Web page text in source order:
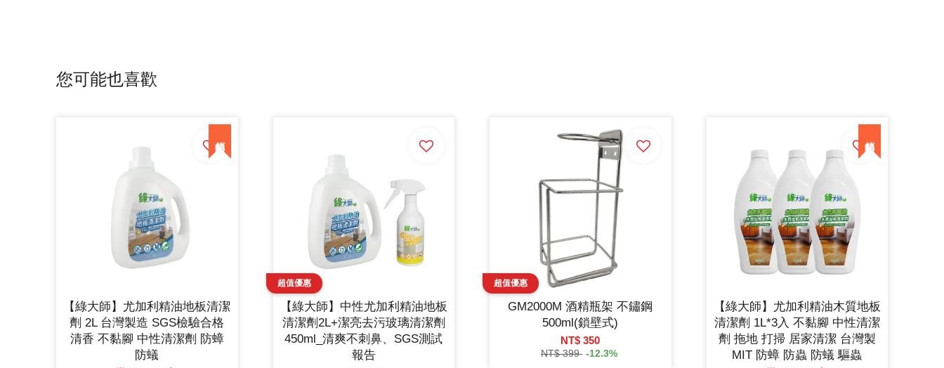
您可能也喜歡
【綠大師】尤加利精油地板清潔
劑 2L 台灣製造 SGS檢驗合格
清香 不黏腳 中性清潔劑 防蟑
防蟻
【綠大師】中性尤加利精油地板
清潔劑2L+潔亮去污玻璃清潔劑
450ml_清爽不刺鼻、SGS測試
報告
GM2000M 酒精瓶架 不鏽鋼
500ml(鎖壁式)
NT$ 350
NT$ 399 -12.3%
【綠大師】尤加利精油木質地板
清潔劑 1L*3入 不黏腳 中性清潔
劑 拖地 打掃 居家清潔 台灣製
MIT 防蟑 防蟲 防蟻 驅蟲